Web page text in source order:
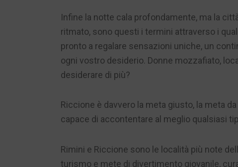
Infine la notte cala profondamente, ma la
ritmato, sono questi i termini attraverso i
pronto a regalare sensazioni uniche, un
ogni vostro desiderio. Donne mozzafiato,
desiderare di più?
Riccione è davvero la meta giusto, la meta
capace di accontentare al meglio qualsiasi
Rimini e Riccione sono le località più note
turismo e mete di divertimento giovanile,